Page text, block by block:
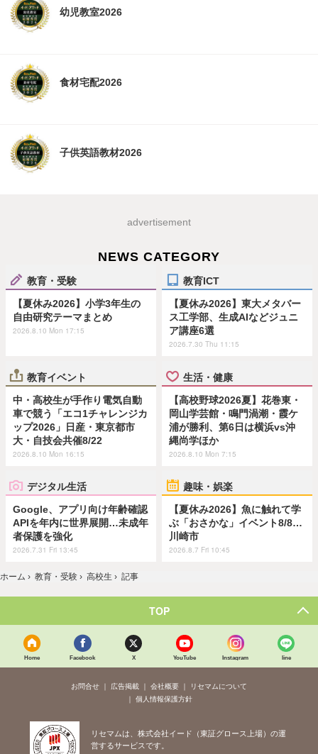
幼児教室2026
食材宅配2026
子供英語教材2026
advertisement
NEWS CATEGORY
教育・受験
【夏休み2026】小学3年生の
自由研究テーマまとめ
2026.8.10 Mon 17:15
教育ICT
【夏休み2026】東大メタバー
ス工学部、生成AIなどジュニ
ア講座6選
2026.7.30 Thu 11:15
教育イベント
中・高校生が手作り電気自動
車で競う「エコ1チャレンジカ
ップ2026」日産・東京都市
大・自技会共催8/22
2026.8.10 Mon 16:15
生活・健康
【高校野球2026夏】花巻東・
岡山学芸館・鳴門渦潮・霞ケ
浦が勝利、第6日は横浜vs沖
縄尚学ほか
2026.8.10 Mon 7:15
デジタル生活
Google、アプリ向け年齢確認
APIを年内に世界展開…未成年
者保護を強化
2026.7.31 Fri 13:45
趣味・娯楽
【夏休み2026】魚に触れて学
ぶ「おさかな」イベント8/8…
川崎市
2026.8.7 Fri 10:45
ホーム › 教育・受験 › 高校生 › 記事
TOP
Home Facebook X YouTube Instagram line
お問合せ 広告掲載 会社概要
リセマムについて
個人情報保護方針
リセマムは、株式会社イード（東証グロース上場）の運
営するサービスです。